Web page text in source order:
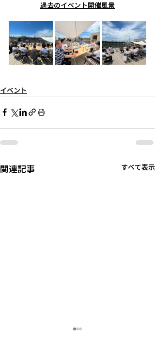
過去のイベント開催風景
イベント
関連記事 すべて表示